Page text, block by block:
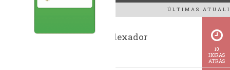
ÚLTIMAS
Histórico indexador
10
HORAS
ATRÁS